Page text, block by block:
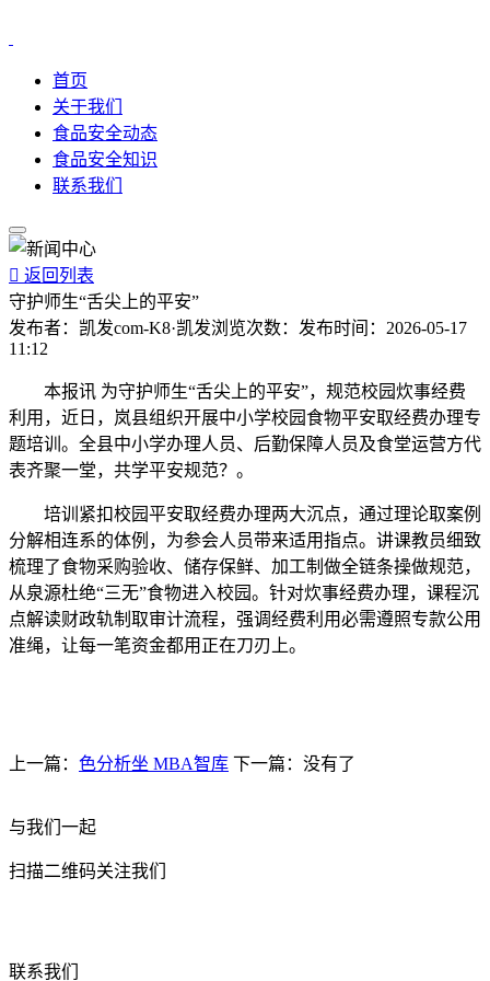
首页
关于我们
食品安全动态
食品安全知识
联系我们
 返回列表
守护师生“舌尖上的平安”
发布者： 凯发com-K8·凯发浏览次数： 发布时间： 2026-05-17
11:12
本报讯 为守护师生“舌尖上的平安”，规范校园炊事经费
利用，近日，岚县组织开展中小学校园食物平安取经费办理专
题培训。全县中小学办理人员、后勤保障人员及食堂运营方代
表齐聚一堂，共学平安规范？。
培训紧扣校园平安取经费办理两大沉点，通过理论取案例
分解相连系的体例，为参会人员带来适用指点。讲课教员细致
梳理了食物采购验收、储存保鲜、加工制做全链条操做规范，
从泉源杜绝“三无”食物进入校园。针对炊事经费办理，课程沉
点解读财政轨制取审计流程，强调经费利用必需遵照专款公用
准绳，让每一笔资金都用正在刀刃上。
上一篇： 色分析坐 MBA智库 下一篇：没有了
与我们一起
扫描二维码关注我们
联系我们